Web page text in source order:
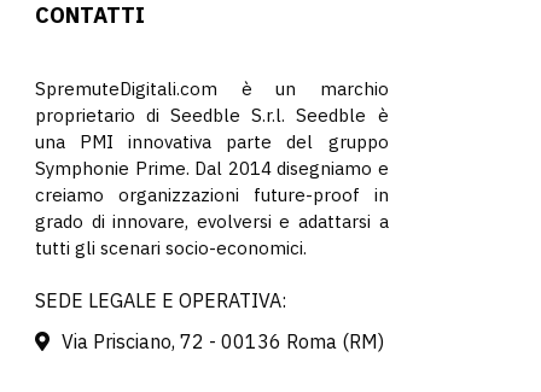
CONTATTI
SpremuteDigitali.com è un marchio
proprietario di Seedble S.r.l. Seedble è
una PMI innovativa parte del gruppo
Symphonie Prime. Dal 2014 disegniamo e
creiamo organizzazioni future-proof in
grado di innovare, evolversi e adattarsi a
tutti gli scenari socio-economici.
SEDE LEGALE E OPERATIVA:
Via Prisciano, 72 - 00136 Roma (RM)